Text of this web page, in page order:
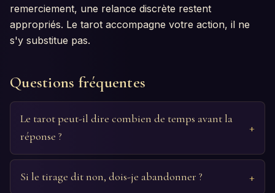
remerciement, une relance discrète restent
appropriés. Le tarot accompagne votre action, il ne
s'y substitue pas.
Questions fréquentes
Le tarot peut-il dire combien de temps avant la
réponse ?
Si le tirage dit non, dois-je abandonner ?